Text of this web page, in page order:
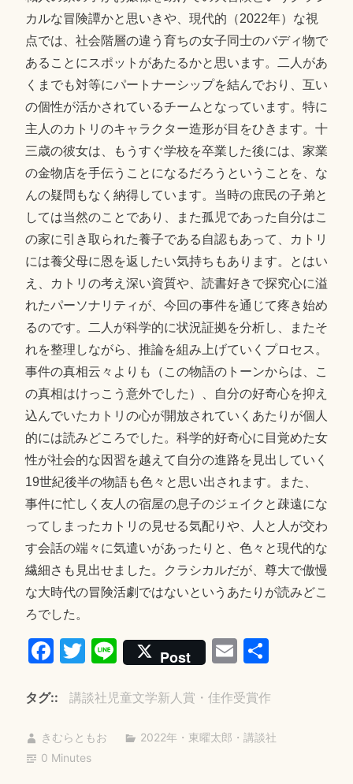
カルな冒険譚かと思いきや、現代的（2022年）な視
点では、社会階層の違う育ちの女子同士のバディ物で
あることにスポットがあたるかと思います。二人があ
くまでも対等にパートナーシップを結んでおり、互い
の個性が活かされているチームとなっています。特に
主人のカトリのキャラクター造形が目をひきます。十
三歳の彼女は、もうすぐ学校を卒業した後には、家業
の金物店を手伝うことになるだろうということを、な
んの疑問もなく納得しています。当時の庶民の子弟と
しては当然のことであり、また孤児であった自分はこ
の家に引き取られた養子である自認もあって、カトリ
には養父母に恩を返したい気持ちもあります。とはい
え、カトリの考え深い資質や、読書好きで探究心に溢
れたパーソナリティが、今回の事件を通じて疼き始め
るのです。二人が科学的に状況証拠を分析し、またそ
れを整理しながら、推論を組み上げていくプロセス。
事件の真相云々よりも（この物語のトーンからは、こ
の真相はけっこう意外でした）、自分の好奇心を抑え
込んでいたカトリの心が開放されていくあたりが個人
的には読みどころでした。科学的好奇心に目覚めた女
性が社会的な因習を越えて自分の進路を見出していく
19世紀後半の物語も色々と思い出されます。また、
事件に忙しく友人の宿屋の息子のジェイクと疎遠にな
ってしまったカトリの見せる気配りや、人と人が交わ
す会話の端々に気遣いがあったりと、色々と現代的な
繊細さも見出せました。クラシカルだが、尊大で傲慢
な大時代の冒険活劇ではないというあたりが読みどこ
ろでした。
Fa
bo
ok
T
tte
r
Li
ne
Post E
ail
共
タグ: 講談社児童文学新人賞・佳作受賞作
きむらともお 2022年 ・ 東曜太郎 ・ 講談社
0 Minutes